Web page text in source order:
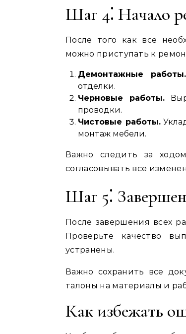
Шаг 4⁚ Начало
После того как все
можно приступать к
Демонтажные работы.
отделки.
Черновые работы.
проводки.
Чистовые работы.
монтаж мебели.
Важно следить за
согласовывать все
Шаг 5⁚
После завершения всех
Проверьте качество
устранены.
Важно сохранить все
талоны на материалы и
Как избежать